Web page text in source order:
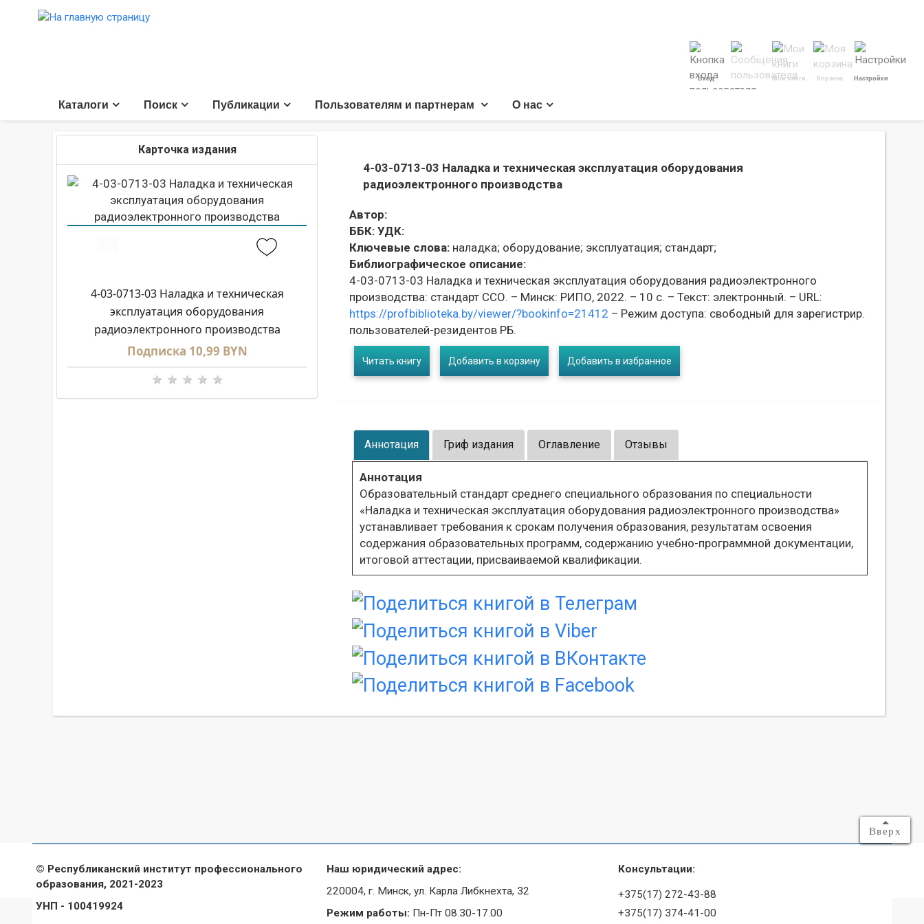
Вход Мои книги Корзина Настройки
Каталоги Поиск Публикации Пользователям и партнерам О нас
Карточка издания
4-03-0713-03 Наладка и техническая
эксплуатация оборудования
радиоэлектронного производства
Подписка 10,99 BYN
4-03-0713-03 Наладка и техническая эксплуатация оборудования
радиоэлектронного производства
Автор:
ББК: УДК:
Ключевые слова: наладка; оборудование; эксплуатация; стандарт;
Библиографическое описание:
4-03-0713-03 Наладка и техническая эксплуатация оборудования радиоэлектронного
производства: стандарт ССО. – Минск: РИПО, 2022. – 10 с. – Текст: электронный. – URL:
https://profbiblioteka.by/viewer/?bookinfo=21412 – Режим доступа: свободный для зарегистрир.
пользователей-резидентов РБ.
Читать книгу Добавить в корзину Добавить в избранное
Аннотация Гриф издания Оглавление Отзывы
Аннотация
Образовательный стандарт среднего специального образования по специальности
«Наладка и техническая эксплуатация оборудования радиоэлектронного производства»
устанавливает требования к срокам получения образования, результатам освоения
содержания образовательных программ, содержанию учебно-программной документации,
итоговой аттестации, присваиваемой квалификации.
Вверх
© Республиканский институт профессионального
образования, 2021-2023
УНП - 100419924
Наш юридический адрес:
220004, г. Минск, ул. Карла Либкнехта, 32
Режим работы: Пн-Пт 08.30-17.00
Консультации:
+375(17) 272-43-88
+375(17) 374-41-00